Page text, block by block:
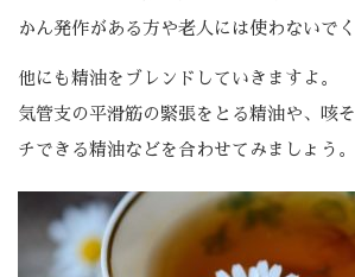
かん発作がある方や老人には使わないでく
他にも精油をブレンドしていきますよ。
気管支の平滑筋の緊張をとる精油や、咳
チできる精油などを合わせてみましょう。